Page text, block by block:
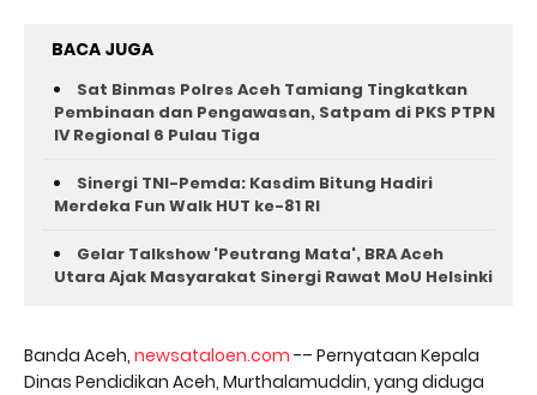
BACA JUGA
Sat Binmas Polres Aceh Tamiang Tingkatkan
Pembinaan dan Pengawasan, Satpam di PKS PTPN
IV Regional 6 Pulau Tiga
Sinergi TNI-Pemda: Kasdim Bitung Hadiri
Merdeka Fun Walk HUT ke-81 RI
Gelar Talkshow 'Peutrang Mata', BRA Aceh
Utara Ajak Masyarakat Sinergi Rawat MoU Helsinki
Banda Aceh, newsataloen.com -– Pernyataan Kepala
Dinas Pendidikan Aceh, Murthalamuddin, yang diduga